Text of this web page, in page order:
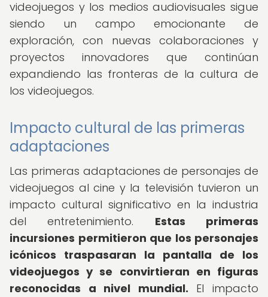
videojuegos y los medios audiovisuales sigue
siendo un campo emocionante de
exploración, con nuevas colaboraciones y
proyectos innovadores que continúan
expandiendo las fronteras de la cultura de
los videojuegos.
Impacto cultural de las primeras
adaptaciones
Las primeras adaptaciones de personajes de
videojuegos al cine y la televisión tuvieron un
impacto cultural significativo en la industria
del entretenimiento. Estas primeras
incursiones permitieron que los personajes
icónicos traspasaran la pantalla de los
videojuegos y se convirtieran en figuras
reconocidas a nivel mundial. El impacto